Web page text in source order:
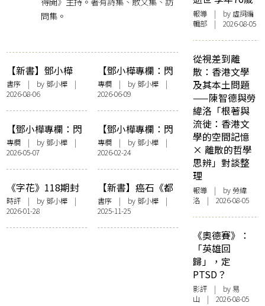
問集。
【新書】鄧小樺
《無憂花》自序
書序 | by鄧小樺 |
2026-08-06
【鄧小樺專欄：閃
爍其辭】女人抽薄
荷長煙——看政府
控煙加辣
專欄| by鄧小樺|
2026-06-09
【鄧小樺專欄：閃
爍其辭】這樣的時
間到底有何意義
專欄 | by鄧小樺 |
2026-05-07
【鄧小樺專欄：閃
爍其辭】享受努
力：《夜王》決戰
《金多寶》
專欄| by鄧小樺|
2026-02-24
《字花》118期封
面事件之我見
時評 | by鄧小樺 |
2026-01-28
【新書】癌石《都
是騙人的》鄧小樺
序——〈且從其
本〉
書序| by鄧小樺|
2025-11-25
報導 | by 虛詞編
輯部 | 2026-08-05
從視差到離
散：香港文學
及其本土問題
——陳智德與勞
緯洛「根著與
流徙：香港文
學的空間記憶
× 離散的哲學
思辨」對談整
理
報導 | by 勞緯
洛 | 2026-08-05
《奧德賽》：
「英雄回
歸」，定
PTSD？
影評 | by 易
山 | 2026-08-05